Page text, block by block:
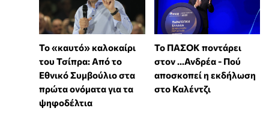
Το «καυτό» καλοκαίρι
του Τσίπρα: Από το
Εθνικό Συμβούλιο στα
πρώτα ονόματα για τα
ψηφοδέλτια
To ΠΑΣΟΚ ποντάρει
στον ...Ανδρέα - Πού
αποσκοπεί η εκδήλωση
στο Καλέντζι